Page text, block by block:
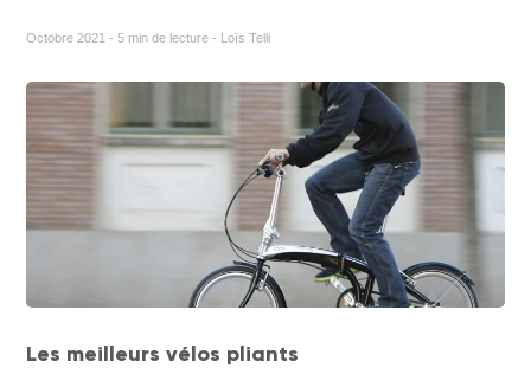
Octobre 2021 - 5 min de lecture - Loïs Telli
Les meilleurs vélos pliants